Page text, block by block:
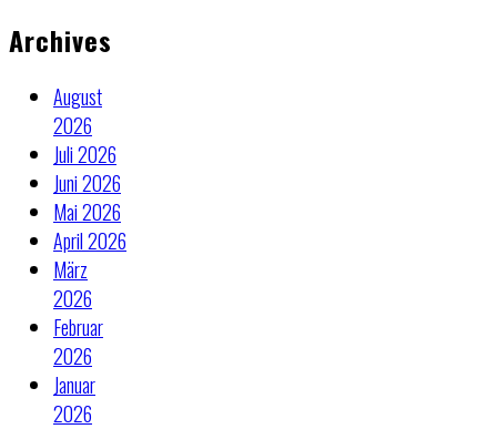
Archives
August
2026
Juli 2026
Juni 2026
Mai 2026
April 2026
März
2026
Februar
2026
Januar
2026